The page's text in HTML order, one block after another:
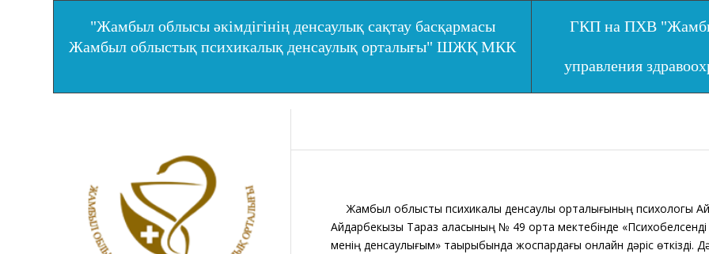
"Жамбыл облысы әкімдігінің денсаулық сақтау басқармасы
Жамбыл облыстық психикалық денсаулық орталығы" ШЖҚ МКК
ГКП на ПХВ
управления
Жамбыл облыстық психикалық денсаулық орталығының психологы
Айдарбекқызы Тараз қаласының № 49 орта мектебінде
менің денсаулығым» тақырыбында жоспардағы онлайн дәріс өткізді.